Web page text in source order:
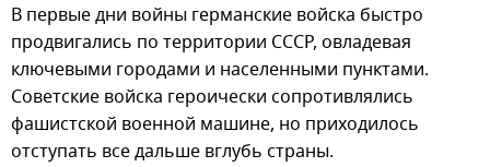
В первые дни войны германские войска быстро
продвигались по территории СССР, овладевая
ключевыми городами и населенными пунктами.
Советские войска героически сопротивлялись
фашистской военной машине, но приходилось
отступать все дальше вглубь страны.